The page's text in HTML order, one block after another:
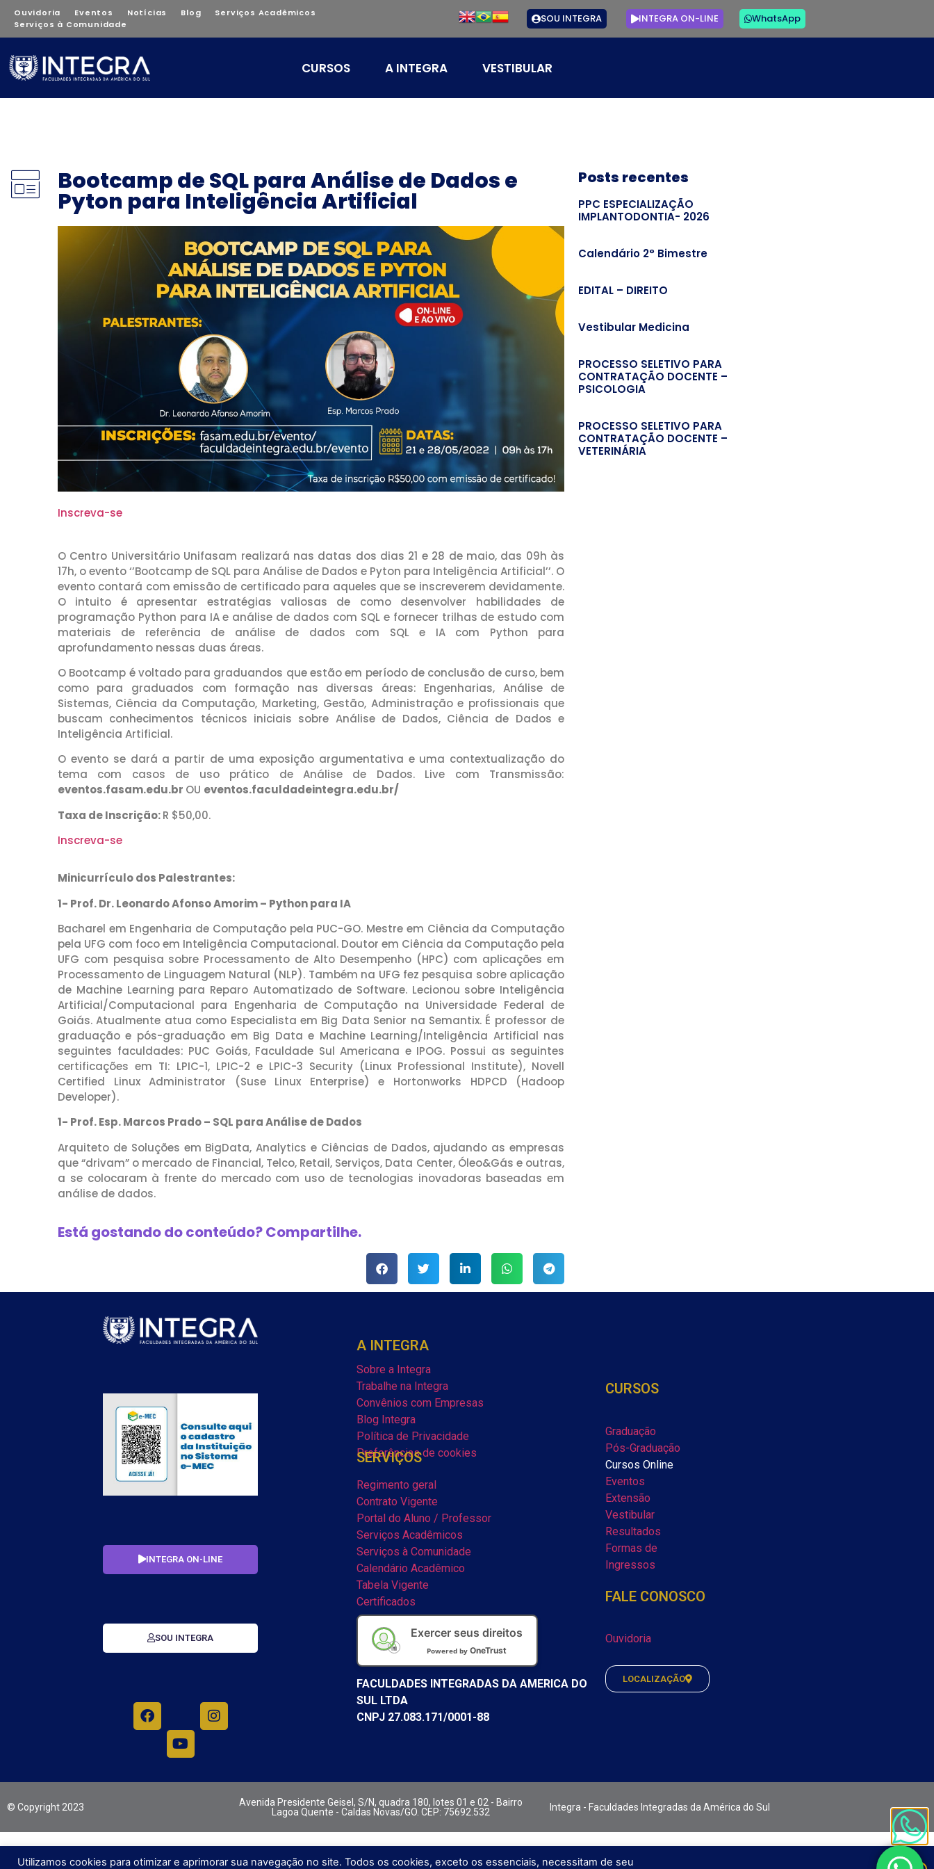
Ouvidoria Eventos Notícias Blog
Serviços Acadêmicos
Serviços à Comunidade
SOU INTEGRA INTEGRA ON-LINE WhatsApp
CURSOS A INTEGRA VESTIBULAR
Bootcamp de SQL para Análise de Dados e
Pyton para Inteligência Artificial
Inscreva-se
O Centro Universitário Unifasam realizará nas datas dos dias 21 e 28 de maio, das 09h às
17h, o evento ‘’Bootcamp de SQL para Análise de Dados e Pyton para Inteligência Artificial’’. O
evento contará com emissão de certificado para aqueles que se inscreverem devidamente.
O intuito é apresentar estratégias valiosas de como desenvolver habilidades de
programação Python para IA e análise de dados com SQL e fornecer trilhas de estudo com
materiais de referência de análise de dados com SQL e IA com Python para
aprofundamento nessas duas áreas.
O Bootcamp é voltado para graduandos que estão em período de conclusão de curso, bem
como para graduados com formação nas diversas áreas: Engenharias, Análise de
Sistemas, Ciência da Computação, Marketing, Gestão, Administração e profissionais que
buscam conhecimentos técnicos iniciais sobre Análise de Dados, Ciência de Dados e
Inteligência Artificial.
O evento se dará a partir de uma exposição argumentativa e uma contextualização do
tema com casos de uso prático de Análise de Dados. Live com Transmissão:
eventos.fasam.edu.br OU eventos.faculdadeintegra.edu.br/
Taxa de Inscrição:R $50,00.
Inscreva-se
Minicurrículo dos Palestrantes:
1- Prof. Dr. Leonardo Afonso Amorim – Python para IA
Bacharel em Engenharia de Computação pela PUC-GO. Mestre em Ciência da Computação
pela UFG com foco em Inteligência Computacional. Doutor em Ciência da Computação pela
UFG com pesquisa sobre Processamento de Alto Desempenho (HPC) com aplicações em
Processamento de Linguagem Natural (NLP). Também na UFG fez pesquisa sobre aplicação
de Machine Learning para Reparo Automatizado de Software. Lecionou sobre Inteligência
Artificial/Computacional para Engenharia de Computação na Universidade Federal de
Goiás. Atualmente atua como Especialista em Big Data Senior na Semantix. É professor de
graduação e pós-graduação em Big Data e Machine Learning/Inteligência Artificial nas
seguintes faculdades: PUC Goiás, Faculdade Sul Americana e IPOG. Possui as seguintes
certificações em TI: LPIC-1, LPIC-2 e LPIC-3 Security (Linux Professional Institute), Novell
Certified Linux Administrator (Suse Linux Enterprise) e Hortonworks HDPCD (Hadoop
Developer).
1- Prof. Esp. Marcos Prado – SQL para Análise de Dados
Arquiteto de Soluções em BigData, Analytics e Ciências de Dados, ajudando as empresas
que “drivam” o mercado de Financial, Telco, Retail, Serviços, Data Center, Óleo&Gás e outras,
a se colocaram à frente do mercado com uso de tecnologias inovadoras baseadas em
análise de dados.
Está gostando do conteúdo? Compartilhe.
Posts recentes
PPC ESPECIALIZAÇÃO
IMPLANTODONTIA- 2026
Calendário 2° Bimestre
EDITAL – DIREITO
Vestibular Medicina
PROCESSO SELETIVO PARA
CONTRATAÇÃO DOCENTE –
PSICOLOGIA
PROCESSO SELETIVO PARA
CONTRATAÇÃO DOCENTE –
VETERINÁRIA
INTEGRA ON-LINE
SOU INTEGRA
A INTEGRA
Sobre a Integra
Trabalhe na Integra
Convênios com Empresas
Blog Integra
Política de Privacidade
Preferências de cookies
SERVIÇOS
Regimento geral
Contrato Vigente
Portal do Aluno / Professor
Serviços Acadêmicos
Serviços à Comunidade
Calendário Acadêmico
Tabela Vigente
Certificados
Exercer seus direitos
Powered by OneTrust
FACULDADES INTEGRADAS DA AMERICA DO
SUL LTDA
CNPJ 27.083.171/0001-88
CURSOS
Graduação
Pós-Graduação
Cursos Online
Eventos
Extensão
Vestibular
Resultados
Formas de
Ingressos
FALE CONOSCO
Ouvidoria
LOCALIZAÇÃO
© Copyright 2023
Avenida Presidente Geisel, S/N, quadra 180, lotes 01 e 02 - Bairro
Lagoa Quente - Caldas Novas/GO. CEP: 75692.532
Integra - Faculdades Integradas da América do Sul
Utilizamos cookies para otimizar e aprimorar sua navegação no site. Todos os cookies, exceto os essenciais, necessitam de seu